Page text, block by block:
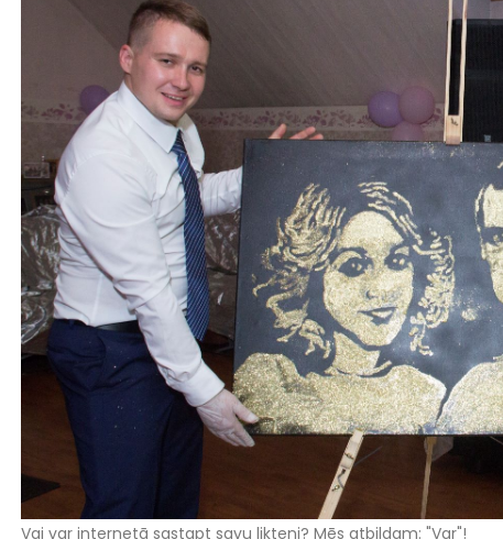
Vai var internetā sastapt savu likteni? Mēs atbildam: "Var"!